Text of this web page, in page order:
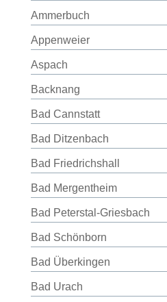
Ammerbuch
Appenweier
Aspach
Backnang
Bad Cannstatt
Bad Ditzenbach
Bad Friedrichshall
Bad Mergentheim
Bad Peterstal-Griesbach
Bad Schönborn
Bad Überkingen
Bad Urach